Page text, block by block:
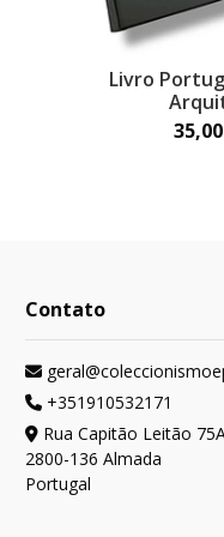
Livro
Contato
+351910532171
Rua Capitão Leitão
2800-136 Almada
Portugal